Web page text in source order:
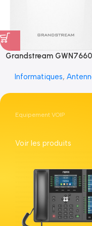
Grandstream
Informatiques,
Equipement VOIP
Voir les produits